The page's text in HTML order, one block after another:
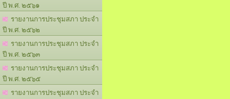
ปี พ.ศ. ๒๕๖๑
รายงานการประชุมสภา ประจำ
ปี พ.ศ. ๒๕๖๒
รายงานการประชุมสภา ประจำ
ปี พ.ศ. ๒๕๖๓
รายงานการประชุมสภา ประจำ
ปี พ.ศ. ๒๕๖๕
รายงานการประชุมสภา ประจำ